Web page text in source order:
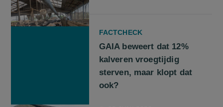
FACTCHECK
GAIA beweert dat 12%
kalveren vroegtijdig
sterven, maar klopt dat
ook?